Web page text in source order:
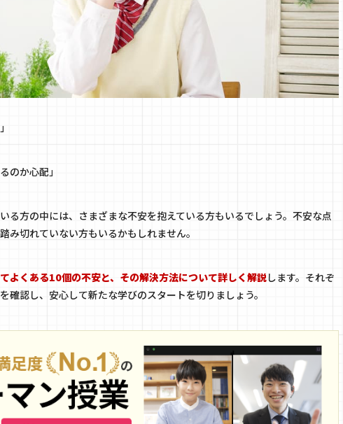
のか心配」
る方の中には、さまざまな不安を抱えている方もいるでしょう。不安な点
み切れていない方もいるかもしれません。
よくある10個の不安と、その解決方法について詳しく解説します。それぞ
確認し、安心して新たな学びのスタートを切りましょう。